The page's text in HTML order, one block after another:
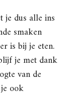
je dus alle ins
smaken
is bij je eten.
je met dank
van de
ook